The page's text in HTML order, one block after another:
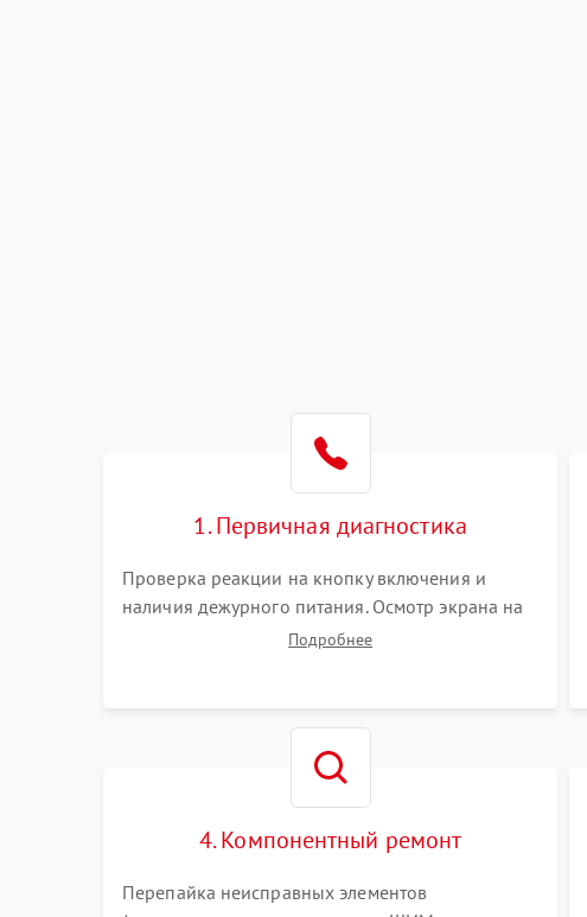
1. Первичная диагностика
Проверка реакции на кнопку включения и
наличия дежурного питания. Осмотр экрана на
механические повреждения. Подключение к ПК
Подробнее
4. Компонентный ремонт
Перепайка неисправных элементов